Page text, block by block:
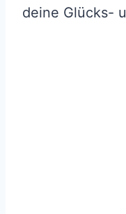
deine Glücks-